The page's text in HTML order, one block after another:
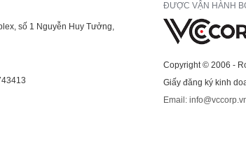
số 1 Nguyễn Huy Tưởng,
ĐƯỢC VẬN HÀNH
Copyright © 2006 -
Giấy đăng ký kinh
Email: